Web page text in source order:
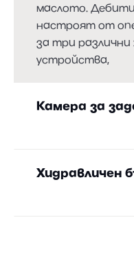
маслото.
настроят от
за три различни
устройства,
Камера за
Хидравличен